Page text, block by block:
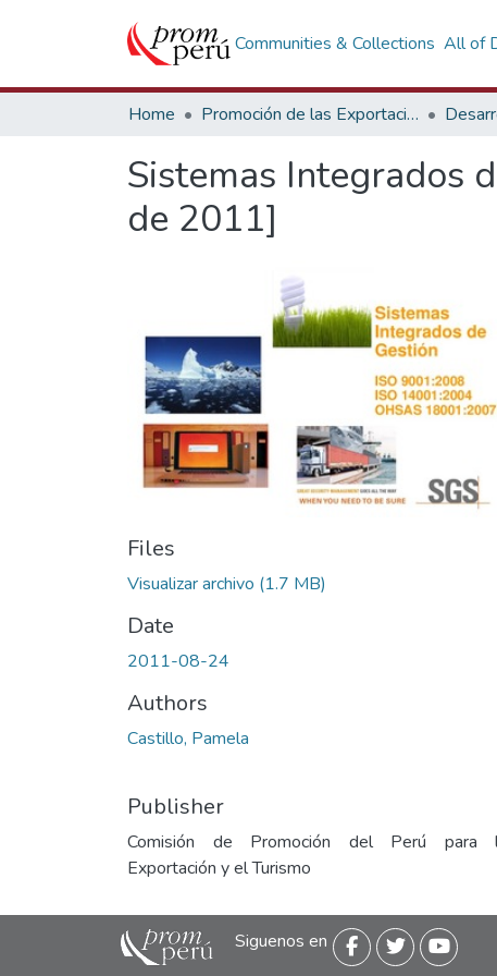
Communities & Collections All of
Home Promoción de las Exportaciones
Sistemas Integrados
de 2011]
Files
Visualizar archivo (1.7 MB)
Date
2011-08-24
Authors
Castillo, Pamela
Publisher
Comisión de Promoción del Perú para
Exportación y el Turismo
Siguenos en